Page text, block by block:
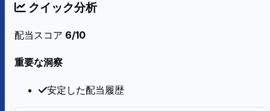
クイック分析
配当スコア 6/10
重要な洞察
安定した配当履歴